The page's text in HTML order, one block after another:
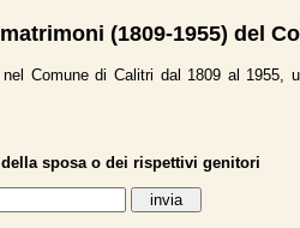
(1809-1955) del
Comune di Calitri dal 1809 al 1955,
sposa o dei rispettivi genitori